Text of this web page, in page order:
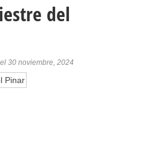
del
el 30 noviembre, 2024